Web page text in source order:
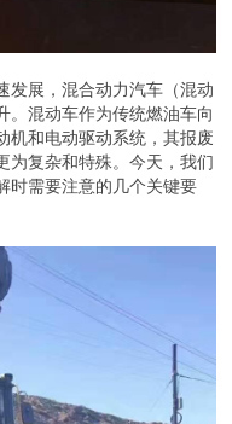
发展，混合动力汽车（混动
。混动车作为传统燃油车向
机和电动驱动系统，其报废
为复杂和特殊。今天，我们
时需要注意的几个关键要